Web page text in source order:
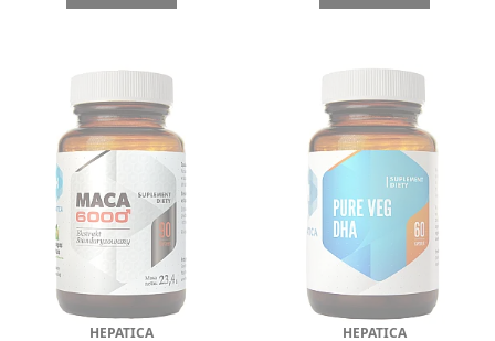
HEPATICA HEPATICA